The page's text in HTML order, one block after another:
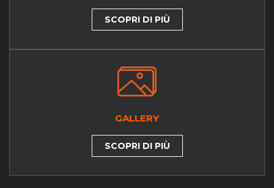
SCOPRI DI PIÙ
GALLERY
SCOPRI DI PIÙ